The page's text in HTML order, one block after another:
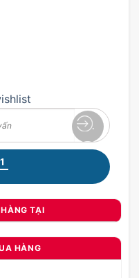
TẠI
HÀNG